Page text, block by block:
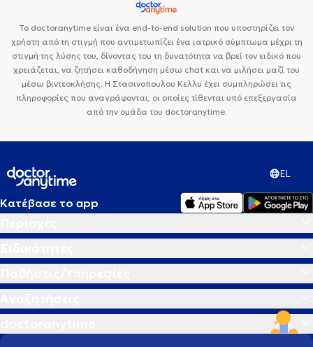
Το doctoranytime είναι ένα end-to-end solution που υποστηρίζει τον
χρήστη από τη στιγμή που αντιμετωπίζει ένα ιατρικό σύμπτωμα μέχρι τη
στιγμή της λύσης του, δίνοντας του τη δυνατότητα να βρεί τον ειδικό που
χρειάζεται, να ζητήσει καθοδήγηση μέσω chat και να μιλήσει μαζί του
μέσω βιντεοκλήσης. Η Στασινοπουλου Κελλυ έχει συμπληρώσει τις
πληροφορίες που αναγράφονται, οι οποίες τίθενται υπό επεξεργασία
από την ομάδα του doctoranytime.
EL
Κατέβασε το app